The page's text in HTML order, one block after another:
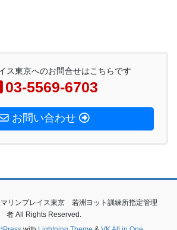
ス東京へのお問合せはこちらです
03-5569-6703
お問い合わせ
リンプレイス東京 若洲ヨット訓練所指定管理
者 All Rights Reserved.